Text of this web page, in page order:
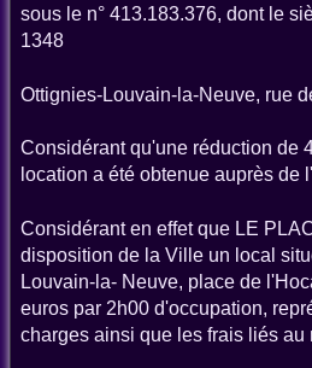
sous le n° 413.183.376, dont le
1348
Ottignies-Louvain-la-Neuve, rue
Considérant qu'une réduction de
location a été obtenue auprès de
Considérant en effet que LE
disposition de la Ville un local
Louvain-la- Neuve, place de
euros par 2h00 d'occupation,
charges ainsi que les frais liés au